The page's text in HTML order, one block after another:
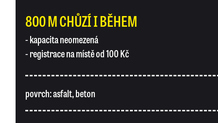
800 M CHŮZÍ I BĚHEM
- kapacita neomezená
- registrace na místě od 100 Kč
povrch: asfalt, beton